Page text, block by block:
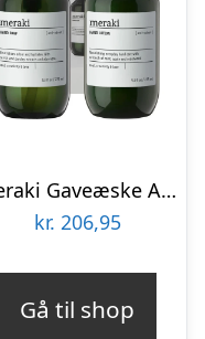
Meraki Gaveæske Anti-Odour håndsæbe + håndlotion, 2 x 275ml.
kr. 206,95
Gå til shop